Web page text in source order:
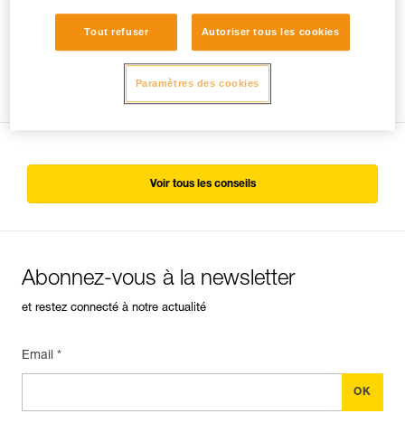
panique pour les travaux sur
Voir tous les conseils
Abonnez-vous à la newsletter
et restez connecté à notre actualité
Email *
Tout refuser Autoriser tous les cookies
Paramètres des cookies